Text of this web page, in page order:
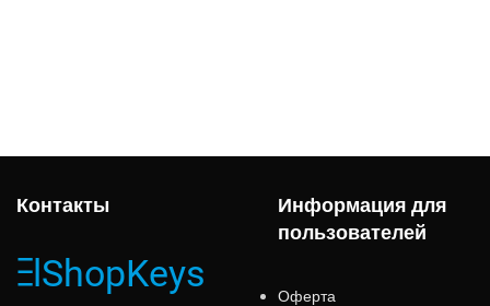
Контакты
Информация для
пользователей
Оферта